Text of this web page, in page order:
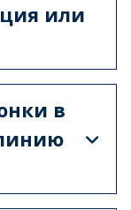
или
в